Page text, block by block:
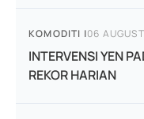
KOMODITI |06
INTERVENSI YEN
REKOR HARIAN